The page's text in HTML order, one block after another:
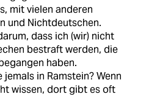
mit vielen anderen
und Nichtdeutschen.
dass ich (wir) nicht
bestraft werden, die
haben.
jemals in Ramstein? Wenn
wissen, dort gibt es oft